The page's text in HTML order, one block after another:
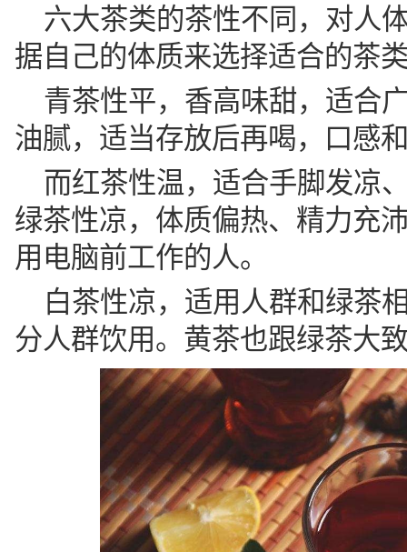
六大茶类的茶性不同，对人
据自己的体质来选择适合的茶
青茶性平，香高味甜，适合
油腻，适当存放后再喝，口感
而红茶性温，适合手脚发凉
绿茶性凉，体质偏热、精力充
用电脑前工作的人。
白茶性凉，适用人群和绿茶
分人群饮用。黄茶也跟绿茶大